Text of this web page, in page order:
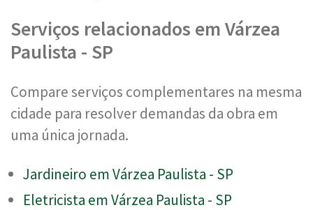
Serviços relacionados em Várzea
Paulista - SP
Compare serviços complementares na mesma
cidade para resolver demandas da obra em
uma única jornada.
Jardineiro em Várzea Paulista - SP
Eletricista em Várzea Paulista - SP